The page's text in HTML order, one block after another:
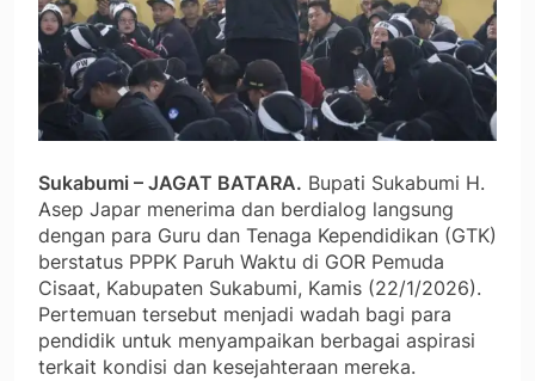
Sukabumi – JAGAT BATARA. Bupati Sukabumi H.
Asep Japar menerima dan berdialog langsung
dengan para Guru dan Tenaga Kependidikan (GTK)
berstatus PPPK Paruh Waktu di GOR Pemuda
Cisaat, Kabupaten Sukabumi, Kamis (22/1/2026).
Pertemuan tersebut menjadi wadah bagi para
pendidik untuk menyampaikan berbagai aspirasi
terkait kondisi dan kesejahteraan mereka.